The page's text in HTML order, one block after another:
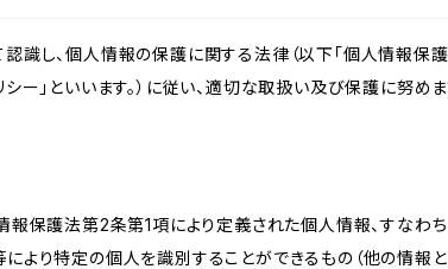
し、個人情報の保護に関する法律（以下「個人情報保護
ー」といいます。）に従い、適切な取扱い及び保護に努めま
報保護法第2条第1項により定義された個人情報、すなわ
より特定の個人を識別することができるもの（他の情報